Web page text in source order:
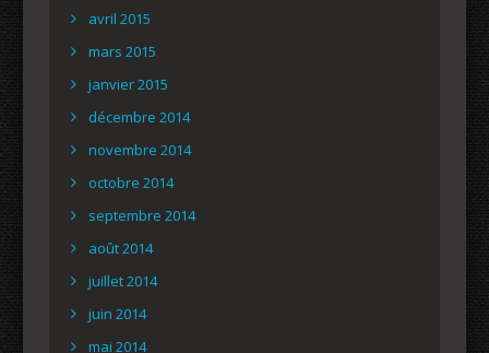
avril 2015
mars 2015
janvier 2015
décembre 2014
novembre 2014
octobre 2014
septembre 2014
août 2014
juillet 2014
juin 2014
mai 2014